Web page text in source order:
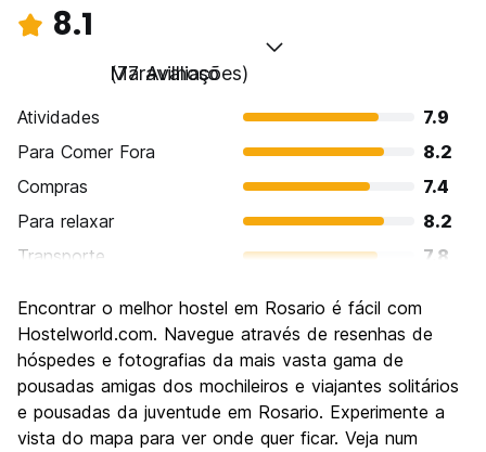
8.1
Maravilhoso
(77 Avaliações)
Atividades
7.9
Para Comer Fora
8.2
Compras
7.4
Para relaxar
8.2
Transporte
7.8
Cultura
8.6
Festas / vida noturna
Custo-beneficio
8.2
Encontrar o melhor hostel em Rosario é fácil com
Hostelworld.com. Navegue através de resenhas de
hóspedes e fotografias da mais vasta gama de
pousadas amigas dos mochileiros e viajantes solitários
e pousadas da juventude em Rosario. Experimente a
vista do mapa para ver onde quer ficar. Veja num